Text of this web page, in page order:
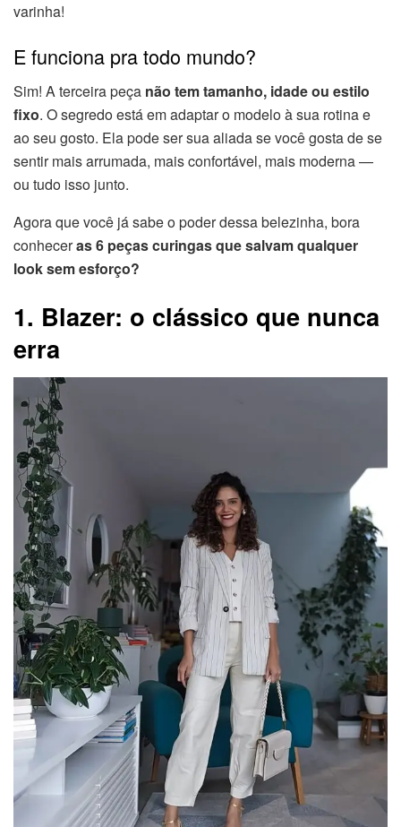
varinha!
E funciona pra todo mundo?
Sim! A terceira peça não tem tamanho, idade ou estilo
fixo. O segredo está em adaptar o modelo à sua rotina e
ao seu gosto. Ela pode ser sua aliada se você gosta de se
sentir mais arrumada, mais confortável, mais moderna —
ou tudo isso junto.
Agora que você já sabe o poder dessa belezinha, bora
conheceras 6 peças curingas que salvam qualquer
look sem esforço?
1. Blazer: o clássico que nunca
erra